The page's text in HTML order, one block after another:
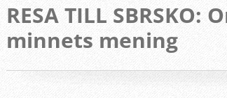
RESA TILL
minnets mening